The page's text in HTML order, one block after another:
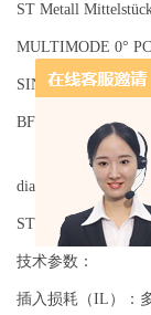
用
ST Metall
MULTIMODE 0° PC
SINGLE MODE 0°
BFOC/2.5连接器
diamond光刻机接头
ST Standard Stecker
技术参数：
插入损耗（IL）：